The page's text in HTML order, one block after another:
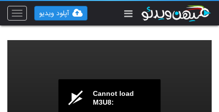
Toggle
آپلود ویدیو
Cannot load
M3U8: